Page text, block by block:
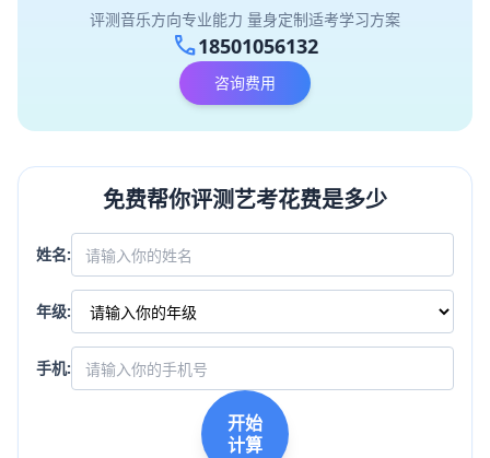
评测音乐方向专业能力 量身定制适考学习方案
call18501056132
咨询费用
免费帮你评测艺考花费是多少
姓名:
年级:
手机:
开始
计算